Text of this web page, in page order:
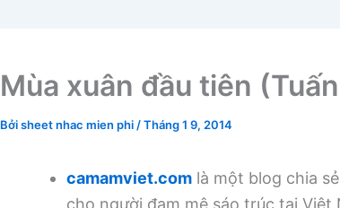
Mùa xuân đầu tiên
Bởisheet nhac mien phi /Tháng 1 9, 2014
camamviet.com là một blog chia
cho người đam mê sáo trúc tại